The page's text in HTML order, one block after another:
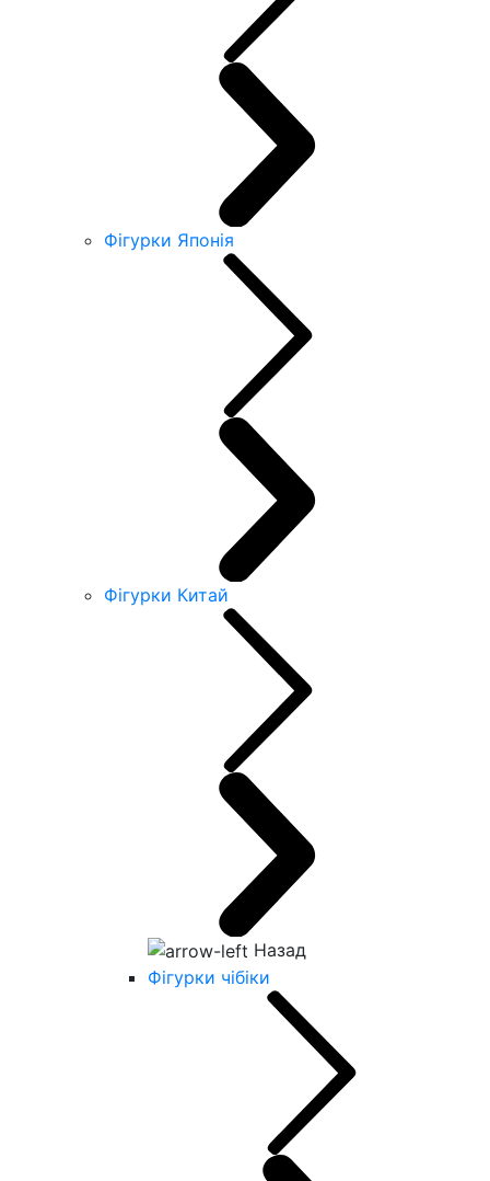
Фігурки Японія
Фігурки Китай
Назад
Фігурки чібіки